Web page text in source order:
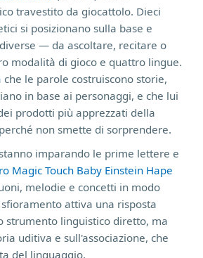
travestito da giocattolo. Dieci
si posizionano sulla base e
— da ascoltare, recitare o
modalità di gioco e quattro lingue.
le parole costruiscono storie,
in base ai personaggi, e che lui
prodotti più apprezzati della
non smette di sorprendere.
imparando le prime lettere e
Magic Touch Baby Einstein Hape
melodie e concetti in modo
attiva una risposta
strumento linguistico diretto, ma
uditiva e sull'associazione, che
del linguaggio.